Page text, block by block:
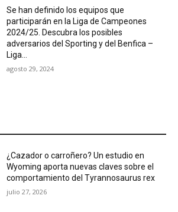
Se han definido los equipos que
participarán en la Liga de Campeones
2024/25. Descubra los posibles
adversarios del Sporting y del Benfica –
Liga...
agosto 29, 2024
¿Cazador o carroñero? Un estudio en
Wyoming aporta nuevas claves sobre el
comportamiento del Tyrannosaurus rex
julio 27, 2026